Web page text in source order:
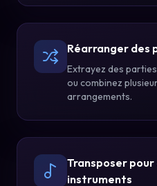
Réarranger des
Extrayez des
ou combinez
arrangements.
Transposer
instruments